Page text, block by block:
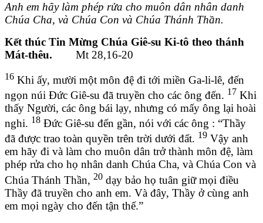
Anh em hãy làm phép rửa cho muôn dân nhân danh
Chúa Cha, và Chúa Con và Chúa Thánh Thần.
Kết thúc Tin Mừng Chúa Giê-su Ki-tô theo thánh
Mát-thêu. Mt 28,16-20
16 Khi ấy, mười một môn đệ đi tới miền Ga-li-lê, đến
ngọn núi Đức Giê-su đã truyền cho các ông đến. 17 Khi
thấy Người, các ông bái lạy, nhưng có mấy ông lại hoài
nghi. 18 Đức Giê-su đến gần, nói với các ông : “Thầy
đã được trao toàn quyền trên trời dưới đất. 19 Vậy anh
em hãy đi và làm cho muôn dân trở thành môn đệ, làm
phép rửa cho họ nhân danh Chúa Cha, và Chúa Con và
Chúa Thánh Thần, 20 dạy bảo họ tuân giữ mọi điều
Thầy đã truyền cho anh em. Và đây, Thầy ở cùng anh
em mọi ngày cho đến tận thế.”